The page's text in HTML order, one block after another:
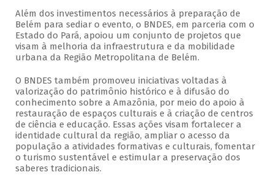
Além dos investimentos necessários à preparação de
Belém para sediar o evento, o BNDES, em parceria com o
Estado do Pará, apoiou um conjunto de projetos que
visam à melhoria da infraestrutura e da mobilidade
urbana da Região Metropolitana de Belém.
O BNDES também promoveu iniciativas voltadas à
valorização do patrimônio histórico e à difusão do
conhecimento sobre a Amazônia, por meio do apoio à
restauração de espaços culturais e à criação de centros
de ciência e educação. Essas ações visam fortalecer a
identidade cultural da região, ampliar o acesso da
população a atividades formativas e culturais, fomentar
o turismo sustentável e estimular a preservação dos
saberes tradicionais.